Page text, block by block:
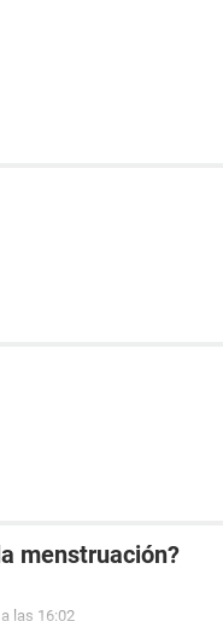
menstruación?
las 16:02